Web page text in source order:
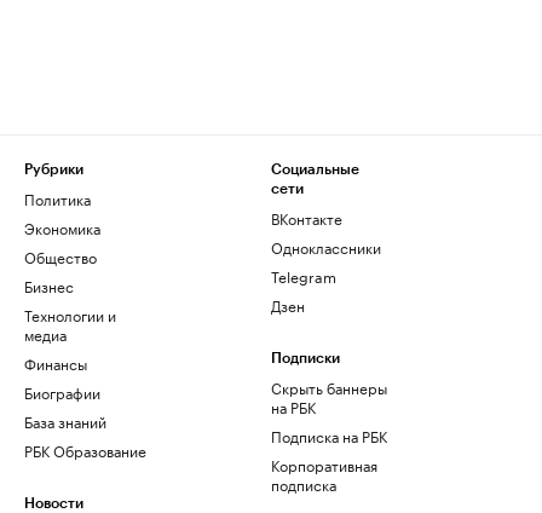
Рубрики
Политика
Экономика
Общество
Бизнес
Технологии и
медиа
Финансы
Биографии
База знаний
РБК Образование
Новости
Социальные
сети
ВКонтакте
Одноклассники
Telegram
Дзен
Подписки
Скрыть баннеры
на РБК
Подписка на РБК
Корпоративная
подписка